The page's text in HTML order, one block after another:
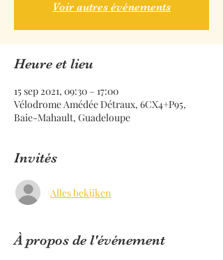
Voir autres événements
Heure et lieu
15 sep 2021, 09:30 – 17:00
Vélodrome Amédée Détraux, 6CX4+P95,
Baie-Mahault, Guadeloupe
Invités
Alles bekijken
À propos de l'événement